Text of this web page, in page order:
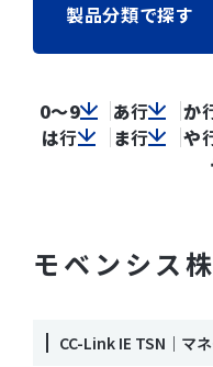
製品分類で探す
0～9 あ行 か
は行 ま行 や
モベンシス
CC-Link IE TSN｜マ